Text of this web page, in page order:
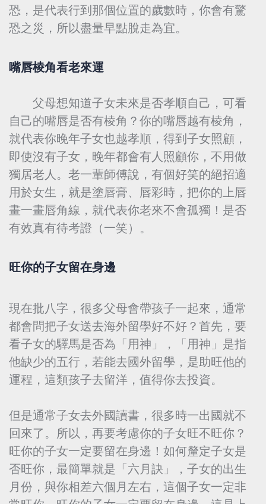
恐，是代表行到那個位置的歲數時，你會有驚
恐之災，所以盡量早點脫走為宜。
嘴唇棱角看老來運
父母想知道子女未來是否孝順自己，可看
自己的嘴唇是否有棱角？你的嘴唇越有棱角，
就代表你晚年子女也越孝順，得到子女照顧，
即使沒有子女，晚年都會有人照顧你，不用做
獨居老人。老一輩師傅說，有個好笑的絕招適
用於女生，就是塗唇膏、唇彩時，把你的上唇
畫一畫唇角線，就代表你老來不會孤獨！是否
有效真有待考證（一笑）。
旺你的子女留在身邊
現在批八字，很多父母會帶孩子一起來，通常
都會問把子女送去海外留學好不好？首先，要
看子女的驛馬是否為「用神」，「用神」是指
他缺少的五行，若能去國外留學，是助旺他的
運程，這類孩子去留洋，值得你去投資。
但是通常子女去外國讀書，很多時一出國就不
回來了。所以，再要考慮你的子女旺不旺你？
旺你的子女一定要留在身邊！如何釐定子女是
否旺你，最簡單就是「六月訣」，子女的出生
月份，與你相差六個月左右，這個子女一定非